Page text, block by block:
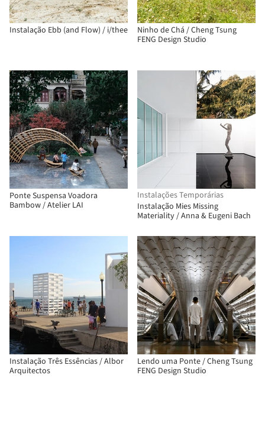
Instalação Ebb (and Flow) / i/thee
Ninho de Chá / Cheng Tsung
FENG Design Studio
Ponte Suspensa Voadora
Bambow / Atelier LAI
Instalações Temporárias
Instalação Mies Missing
Materiality / Anna & Eugeni Bach
Instalação Três Essências / Albor
Arquitectos
Lendo uma Ponte / Cheng Tsung
FENG Design Studio